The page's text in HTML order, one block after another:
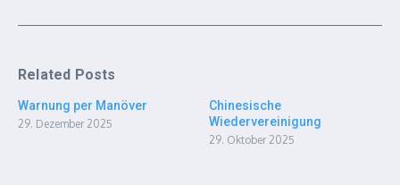
Related Posts
Warnung per Manöver
29. Dezember 2025
Chinesische
Wiedervereinigung
29. Oktober 2025